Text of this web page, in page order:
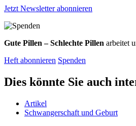
Jetzt Newsletter abonnieren
Gute Pillen – Schlechte Pillen arbeitet
Heft abonnieren Spenden
Dies könnte Sie auch
Artikel
Schwangerschaft und Geburt